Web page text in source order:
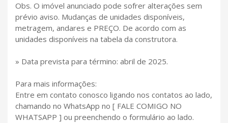
Obs. O imóvel anunciado pode sofrer alterações sem
prévio aviso. Mudanças de unidades disponíveis,
metragem, andares e PREÇO. De acordo com as
unidades disponíveis na tabela da construtora.
» Data prevista para término: abril de 2025.
Para mais informações:
Entre em contato conosco ligando nos contatos ao lado,
chamando no WhatsApp no [ FALE COMIGO NO
WHATSAPP ] ou preenchendo o formulário ao lado.